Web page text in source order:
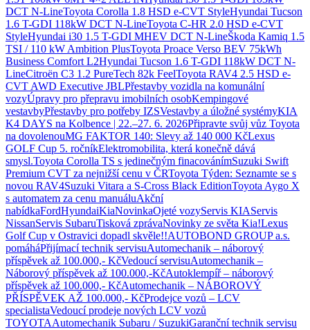
DCT N-LineToyota Corolla 1.8 HSD e-CVT StyleHyundai Tucson
1.6 T-GDI 118kW DCT N-LineToyota C-HR 2.0 HSD e-CVT
StyleHyundai i30 1.5 T-GDI MHEV DCT N-LineŠkoda Kamiq 1.5
TSI / 110 kW Ambition PlusToyota Proace Verso BEV 75kWh
Business Comfort L2Hyundai Tucson 1.6 T-GDI 118kW DCT N-
LineCitroën C3 1.2 PureTech 82k FeelToyota RAV4 2.5 HSD e-
CVT AWD Executive JBLPřestavby vozidla na komunální
vozyÚpravy pro přepravu imobilních osobKempingové
vestavbyPřestavby pro potřeby IZSVestavby a úložné systémyKIA
K4 DAYS na Kolbence | 22.–27. 6. 2026Připravte svůj vůz Toyota
na dovolenouMG FAKTOR 140: Slevy až 140 000 KčLexus
GOLF Cup 5. ročníkElektromobilita, která konečně dává
smysl.Toyota Corolla TS s jedinečným finacovánímSuzuki Swift
Premium CVT za nejnižší cenu v ČRToyota Týden: Seznamte se s
novou RAV4Suzuki Vitara a S-Cross Black EditionToyota Aygo X
s automatem za cenu manuáluAkční
nabídkaFordHyundaiKiaNovinkaOjeté vozyServis KIAServis
NissanServis SubaruTisková zprávaNovinky ze světa Kia!Lexus
Golf Cup v Ostravici dopadl skvěle!!AUTOBOND GROUP a.s.
pomáháPřijímací technik servisuAutomechanik – náborový
příspěvek až 100.000,- KčVedoucí servisuAutomechanik –
Náborový příspěvek až 100.000,-KčAutoklempíř – náborový
příspěvek až 100.000,- KčAutomechanik – NÁBOROVÝ
PŘÍSPĚVEK AŽ 100.000,- KčProdejce vozů – LCV
specialistaVedoucí prodeje nových LCV vozů
TOYOTAAutomechanik Subaru / SuzukiGaranční technik servisu